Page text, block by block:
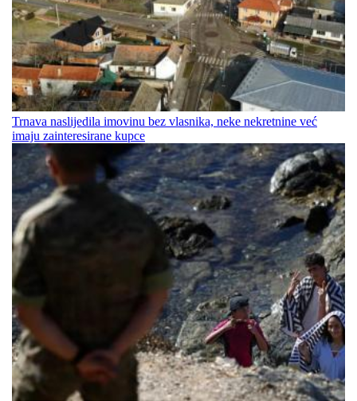
Trnava naslijedila imovinu bez vlasnika, neke nekretnine već
imaju zainteresirane kupce